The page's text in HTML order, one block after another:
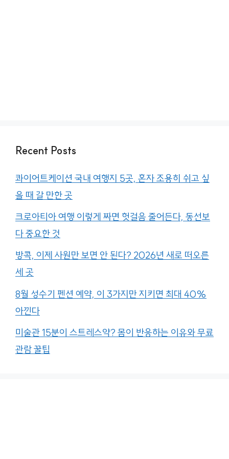
Recent Posts
콰이어트케이션 국내 여행지 5곳, 혼자 조용히 쉬고 싶
을 때 갈 만한 곳
크로아티아 여행 이렇게 짜면 헛걸음 줄어든다, 동선보
다 중요한 것
방콕, 이제 사원만 보면 안 된다? 2026년 새로 떠오른
세 곳
8월 성수기 펜션 예약, 이 3가지만 지키면 최대 40%
아낀다
미술관 15분이 스트레스약? 몸이 반응하는 이유와 무료
관람 꿀팁